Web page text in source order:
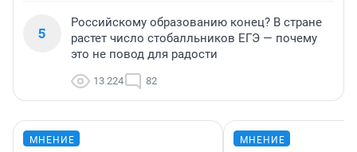
5
Российскому образованию конец? В стране
растет число стобалльников ЕГЭ — почему
это не повод для радости
13 224 82
МНЕНИЕ МНЕНИЕ